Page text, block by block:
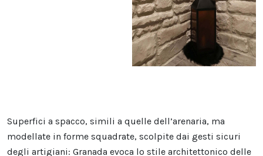
Superfici a spacco, simili a quelle dell’arenaria, ma
modellate in forme squadrate, scolpite dai gesti sicuri
degli artigiani: Granada evoca lo stile architettonico delle